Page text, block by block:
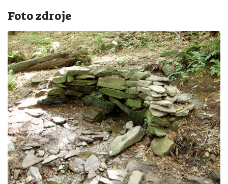
Foto zdroje